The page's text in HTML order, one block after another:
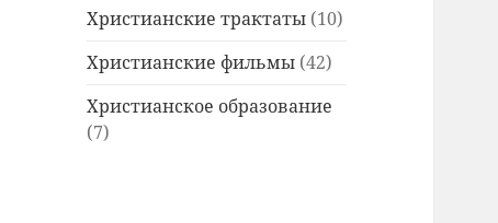
Христианские трактаты (10)
Христианские фильмы (42)
Христианское образование
(7)